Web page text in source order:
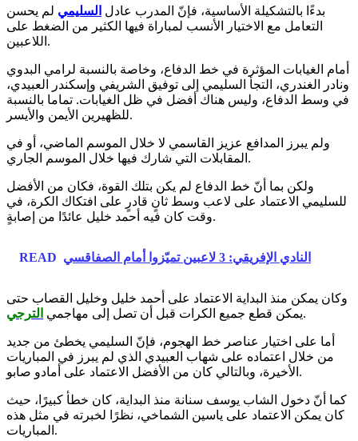
بدءًا بالتشكيلة الأساسية، فإنّ المدرب عادل السليمي لم يحسن
التعامل مع الاختيار الأنسب لمباراة فيها الكثير من الضغط على
اللاعبين.
أمام الغيابات المؤثرة في خط الدفاع، وخاصة بالنسبة لرامي البدوي
ونادر الغندري، التجأ السليمي إلى توفيق الشريفي وإسكندر العبيدي،
في وسط الدفاع، وليس هناك أفضل في ظل الغيابات. تماما بالنسبة
للظهيرين الأيمن والأيسر.
ولم يبرز المدافع عزيز القاسمي لا خلال الموسم الماضي، أو في
المقابلات التي شارك فيها خلال الموسم الجاري.
ولكن بما أنّ خط الدفاع لم يكن بتلك القوة، فكان من الأفضل
للسليمي الاعتماد على لاعب وسط ثانٍ قادرٍ على افتكاك الكرة، في
وقت كان فيه أحمد خليل عائدًا من إصابةٍ.
READ النادي الإفريقي: 3 لاعبين تميّزوا أمام الصفاقسي
وكان يمكن منذ البداية الاعتماد على أحمد خليل وخليل القصاب حتى
يمكن قطع جميع الكرات قبل أن تصل إلى مهاجمي الترجي .
أما على اختيار عناصر خط الهجوم، فإنّ السليمي يخطئ من جديد
من خلال اعتماده على شهاب العبيدي الذي لم يبرز في المباريات
الأخيرة، وبالتالي كان من الأفضل الاعتماد على أمادو صابو.
كما أنّ دخول الشاب يوسف سنانة منذ البداية، كان خطأ كبيرًا، حيث
كان يمكن الاعتماد على ياسين الشماخي، نظرًا لخبرته في مثل هذه
المباريات.